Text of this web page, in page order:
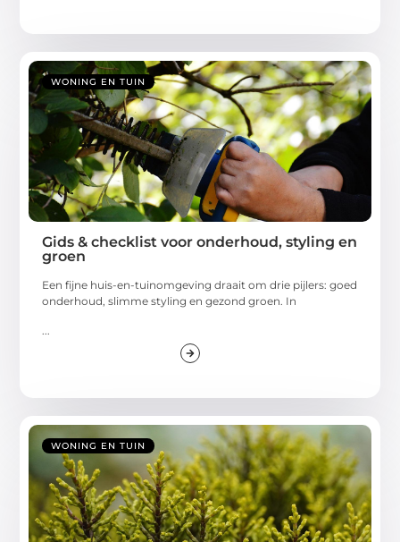
WONING EN TUIN
Gids & checklist voor onderhoud, styling en
groen
Een fijne huis-en-tuinomgeving draait om drie pijlers: goed
onderhoud, slimme styling en gezond groen. In
WONING EN TUIN